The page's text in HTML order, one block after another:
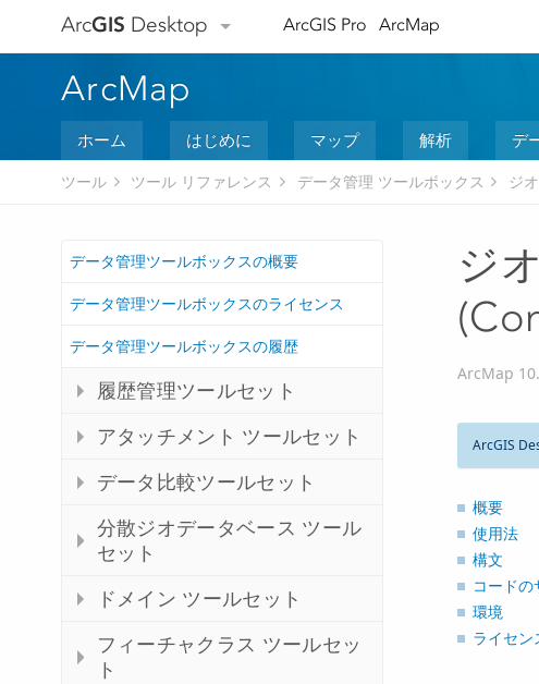
ArcGIS Desktop ArcGIS Pro ArcMap
ArcMap
ホーム はじめに マップ 解析 デ
ツール ツール リファレンス データ管理 ツールボックス ジ
データ管理ツールボックスの概要
データ管理ツールボックスのライセンス
データ管理ツールボックスの履歴
履歴管理ツールセット
アタッチメント ツールセット
データ比較ツールセット
分散ジオデータベース ツール
セット
ドメイン ツールセット
フィーチャクラス ツールセッ
ト
ジ
ArcMap
ArcGIS
概要
使用法
構文
コード
環境
ライセン